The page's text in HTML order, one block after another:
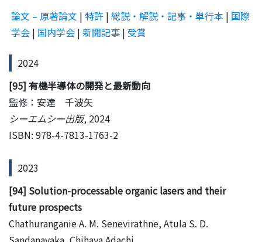
論文 – 原著論文 | 特許 | 総説・解説・記事・単行本 | 国際
学会 | 国内学会 | 新聞記事 | 受賞
2024
[95] 有機半導体の開発と最新動向
監修：安達 千波矢
シーエムシー出版, 2024
ISBN: 978-4-7813-1763-2
2023
[94] Solution-processable organic lasers and their
future prospects
Chathuranganie A. M. Senevirathne, Atula S. D.